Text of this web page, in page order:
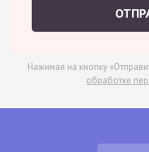
Нажимая на кнопку
обработке